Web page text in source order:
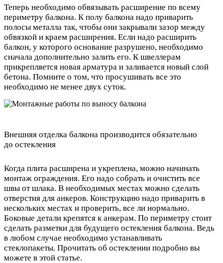
Теперь необходимо обвязывать расширение по всему
периметру балкона. К полу балкона надо приварить
полосы металла так, чтобы они закрывали зазор между
обвязкой и краем расширения. Если надо расширить
балкон, у которого основание разрушено, необходимо
сначала дополнительно залить его. К швеллерам
прикрепляется новая арматура и заливается новый слой
бетона. Помните о том, что просушивать все это
необходимо не менее двух суток.
Внешняя отделка балкона производится обязательно
до остекления
Когда плита расширена и укреплена, можно начинать
монтаж ограждения. Его надо собрать и очистить все
швы от шлака. В необходимых местах можно сделать
отверстия для анкеров. Конструкцию надо приварить в
нескольких местах и проверить, все ли нормально.
Боковые детали крепятся к анкерам. По периметру стоит
сделать разметки для будущего остекления балкона. Ведь
в любом случае необходимо устанавливать
стеклопакеты. Прочитать об остеклении подробно вы
можете в этой статье.